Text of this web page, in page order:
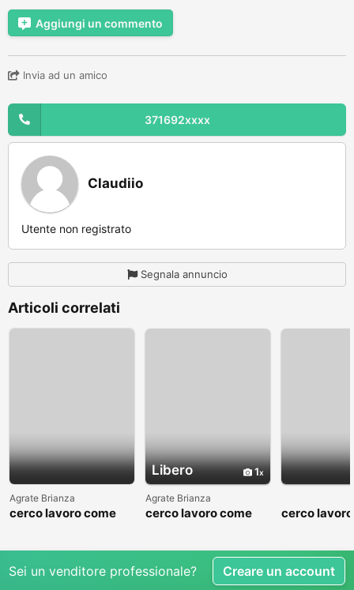
Aggiungi un commento
Invia ad un amico
371692xxxx
Claudiio
Utente non registrato
Segnala annuncio
Articoli correlati
Agrate Brianza
cerco lavoro come
Libero 1
Agrate Brianza
cerco lavoro come
cerco
Sei un venditore professionale? Creare un account